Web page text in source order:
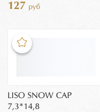
127 руб
LISO SNOW CAP
7,3*14,8